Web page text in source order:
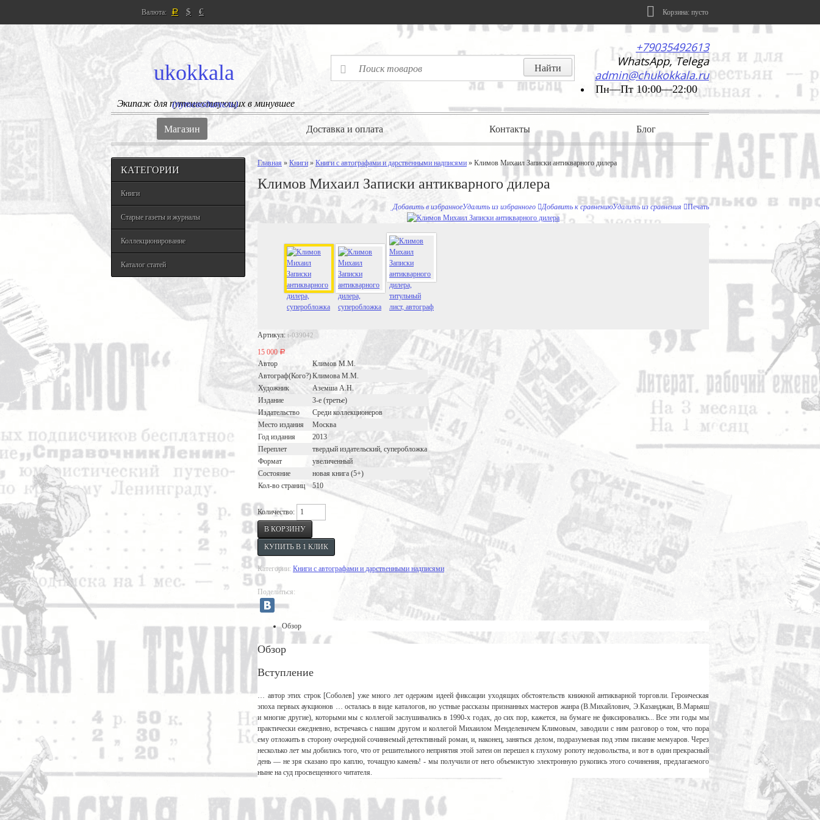
Валюта: Р $ € Корзина: пусто
ukokkala
Экипаж для путешествующих в минувшее
(путеводитель)
+79035492613
WhatsApp, Telega
admin@chukokkala.ru
Пн—Пт 10:00—22:00
Магазин Доставка и оплата Контакты Блог
КАТЕГОРИИ
Книги
Старые газеты и журналы
Коллекционирование
Каталог статей
Главная » Книги » Книги с автографами и дарственными надписями » Климов Михаил Записки антикварного дилера
Климов Михаил Записки антикварного дилера
Добавить в избранноеУдалить из избранного Добавить к сравнениюУдалить из сравнения Печать
Артикул: t-039042
15 000 Р
Автор
Климов М.М.
Автограф(Кого?)Климова М.М.
Художник
Аземша А.Н.
Издание
3-е (третье)
Издательство
Среди коллекционеров
Место издания
Москва
Год издания
2013
Переплет
твердый издательский, суперобложка
Формат
увеличенный
Состояние
новая книга (5+)
Кол-во страниц
510
Количество:
Категории: Книги с автографами и дарственными надписями
Поделиться:
Обзор
Обзор
Вступление
… автор этих строк [Соболев] уже много лет одержим идеей фиксации уходящих обстоятельств книжной антикварной торговли. Героическая
эпоха первых аукционов … осталась в виде каталогов, но устные рассказы признанных мастеров жанра (В.Михайлович, Э.Казанджан, В.Марьяш
и многие другие), которыми мы с коллегой заслушивались в 1990-х годах, до сих пор, кажется, на бумаге не фиксировались... Все эти годы мы
практически ежедневно, встречаясь с нашим другом и коллегой Михаилом Менделевичем Климовым, заводили с ним разговор о том, что пора
ему отложить в сторону очередной сочиняемый детективный роман, и, наконец, заняться делом, подразумевая под этим писание мемуаров. Через
несколько лет мы добились того, что от решительного неприятия этой затеи он перешел к глухому ропоту недовольства, и вот в один прекрасный
день — не зря сказано про каплю, точащую камень! - мы получили от него объемистую электронную рукопись этого сочинения, предлагаемого
ныне на суд просвещенного читателя.